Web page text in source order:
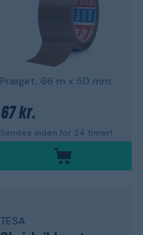
Præget, 66 m x 50 mm
67 kr.
Sendes inden for 24 timer!
TESA